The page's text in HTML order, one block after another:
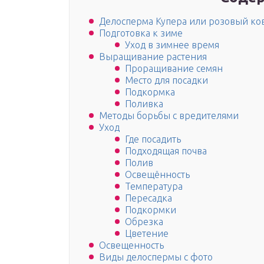
Делосперма Купера или розовый
Подготовка к зиме
Уход в зимнее время
Выращивание растения
Проращивание семян
Место для посадки
Подкормка
Поливка
Методы борьбы с вредителями
Уход
Где посадить
Подходящая почва
Полив
Освещённость
Температура
Пересадка
Подкормки
Обрезка
Цветение
Освещенность
Виды делоспермы с фото